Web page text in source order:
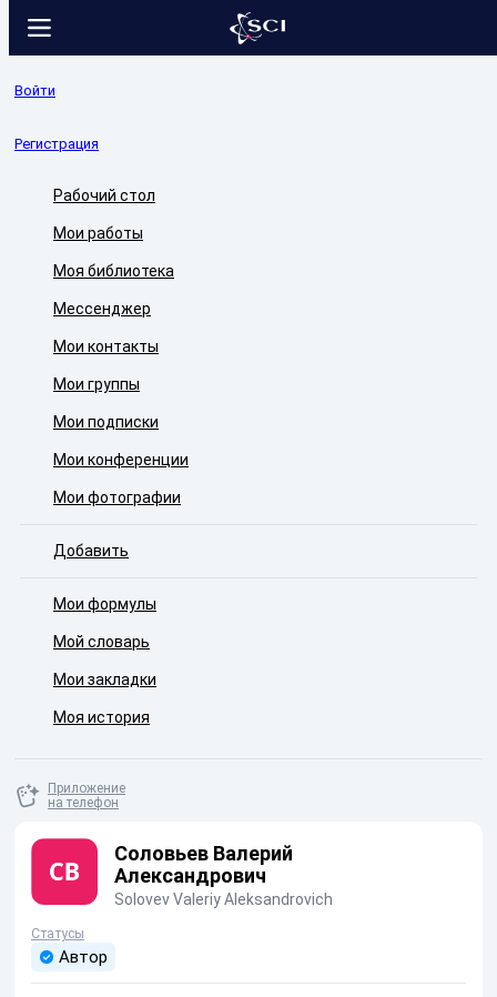
Войти
Регистрация
Рабочий стол
Мои работы
Моя библиотека
Мессенджер
Мои контакты
Мои группы
Мои подписки
Мои конференции
Мои фотографии
Добавить
Мои формулы
Мой словарь
Мои закладки
Моя история
Приложение
на телефон
Соловьев Валерий
Александрович
Solovev Valeriy Aleksandrovich
Статусы
Автор